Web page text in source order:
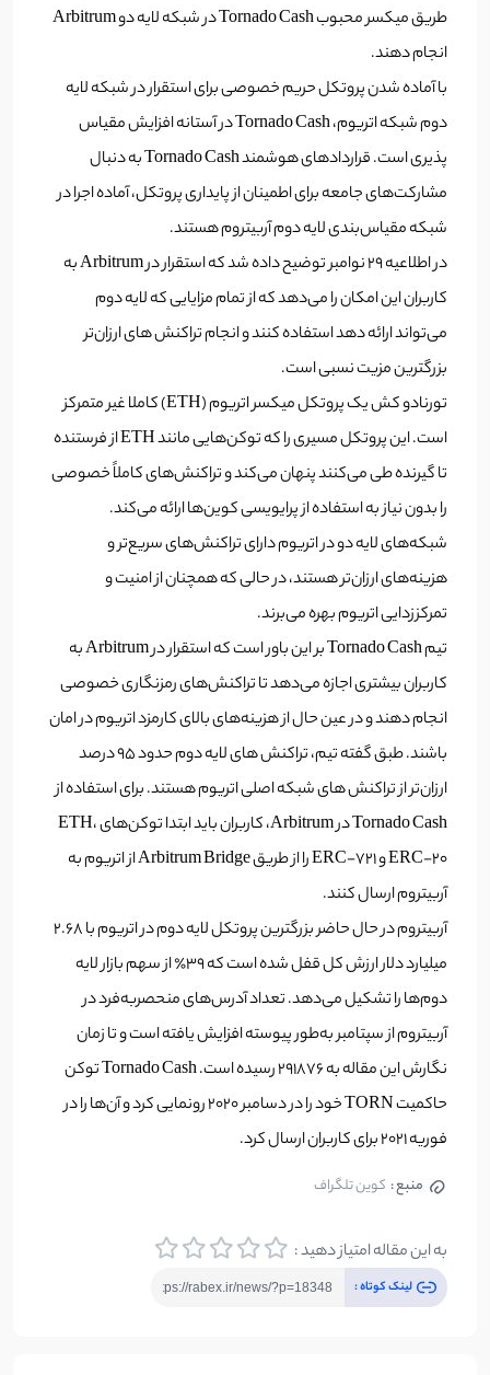
طریق میکسر محبوب Tornado Cash در شبکه لایه دو Arbitrum
انجام دهند.
با آماده شدن پروتکل حریم خصوصی برای استقرار در شبکه لایه
دوم شبکه اتریوم، Tornado Cash در آستانه افزایش مقیاس
پذیری است. قراردادهای هوشمند Tornado Cash به دنبال
مشارکت‌های جامعه برای اطمینان از پایداری پروتکل، آماده اجرا در
شبکه مقیاس‌بندی لایه دوم آربیتروم هستند.
در اطلاعیه 29 نوامبر توضیح داده شد که استقرار در Arbitrum به
کاربران این امکان را می‌دهد که از تمام مزایایی که لایه دوم
می‌تواند ارائه دهد استفاده کنند و انجام تراکنش های ارزان‌تر
بزرگترین مزیت نسبی است.
تورنادو کش یک پروتکل میکسر اتریوم (ETH) کاملا غیر متمرکز
است. این پروتکل مسیری را که توکن‌هایی مانند ETH از فرستنده
تا گیرنده طی می‌کنند پنهان می‌کند و تراکنش‌های کاملاً خصوصی
را بدون نیاز به استفاده از پرایویسی کوین‌ها ارائه می‌کند.
شبکه‌های لایه دو در اتریوم دارای تراکنش‌های سریع‌تر و
هزینه‌های ارزان‌تر هستند، در حالی که همچنان از امنیت و
تمرکززدایی اتریوم بهره می‌برند.
تیم Tornado Cash بر این باور است که استقرار در Arbitrum به
کاربران بیشتری اجازه می‌دهد تا تراکنش‌های رمزنگاری خصوصی
انجام دهند و در عین حال از هزینه‌های بالای کارمزد اتریوم در امان
باشند. طبق گفته تیم، تراکنش های لایه دوم حدود 95 درصد
ارزان‌تر از تراکنش های شبکه اصلی اتریوم هستند.برای استفاده از
Tornado Cash در Arbitrum، کاربران باید ابتدا توکن‌های ETH،
ERC-20 و ERC-721 را از طریق Arbitrum Bridge از اتریوم به
آربیتروم ارسال کنند.
آربیتروم در حال حاضر بزرگترین پروتکل لایه دوم در اتریوم با 2.68
میلیارد دلار ارزش کل قفل شده است که 39٪ از سهم بازار لایه
دوم‌ها را تشکیل می‌دهد. تعداد آدرس‌های منحصربه‌فرد در
آربیتروم از سپتامبر به‌طور پیوسته افزایش یافته است و تا زمان
نگارش این مقاله به ۲۹۱۸۷۶ رسیده است. Tornado Cash توکن
حاکمیت TORN خود را در دسامبر 2020 رونمایی کرد و آن‌ها را در
فوریه 2021 برای کاربران ارسال کرد.
منبع : کوین تلگراف
به این مقاله امتیاز دهید :
لینک کوتاه :